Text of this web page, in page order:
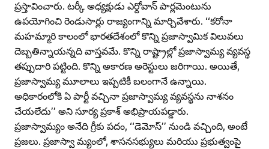
ప్రస్తావించారు. టర్కీ అధ్యక్షుడు ఎర్దోవాన్‌ పార్లమెంటును
ఉపయోగించి రెండుసార్లు రాజ్యంగాన్ని మార్చివేశారు. ‘‘కరోనా
మహమ్మారి కాలంలో భారతదేశంలో కొన్ని ప్రజాస్వామిక విలువలు
దెబ్బతిన్నాయన్నది వాస్తవమే. కొన్ని రాష్ట్రాల్లో ప్రజాస్వామ్య వ్యవస్థ
తప్పుదారి పట్టింది. కొన్ని అకారణ అరెస్టులు జరిగాయి. అయితే,
ప్రజాస్వామ్య మూలాలు ఇప్పటికీ బలంగానే ఉన్నాయి.
అధికారంలోకి ఏ పార్టీ వచ్చినా ప్రజాస్వామ్య వ్యవస్థను నాశనం
చేయలేదు’’ అని సూర్య ప్రకాశ్‌ అభిప్రాయపడ్డారు.
ప్రజాస్వామ్యం అనేది గ్రీకు పదం, ‘‘డెమోస్‌’’ నుండి వచ్చింది, అంటే
ప్రజలు. ప్రజాస్వా మ్యంలో, శాసనసభ్యులు మరియు ప్రభుత్వంపై